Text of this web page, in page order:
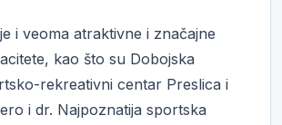
i veoma atraktivne i značajne
kao što su Dobojska
rekreativni centar Preslica i
i dr. Najpoznatija sportska